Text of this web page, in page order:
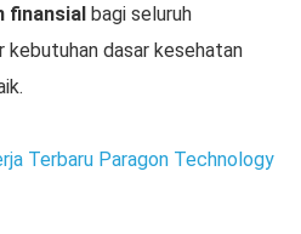
finansialbagi seluruh
kebutuhan dasar kesehatan
Terbaru Paragon Technology